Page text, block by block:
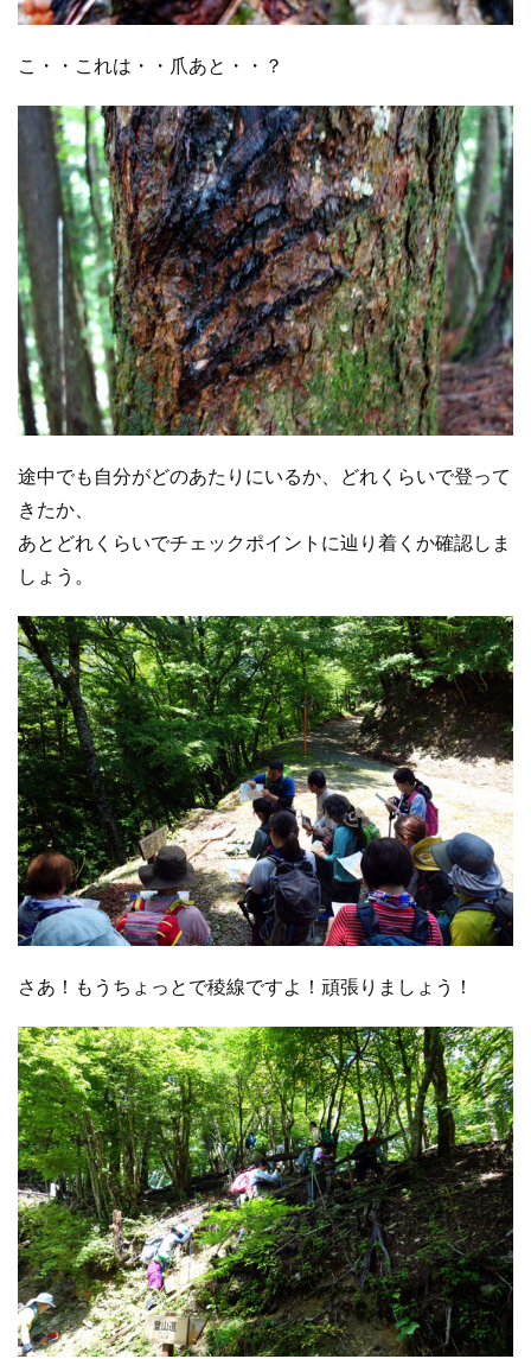
こ・・これは・・爪あと・・？
途中でも自分がどのあたりにいるか、どれくらいで登って
きたか、
あとどれくらいでチェックポイントに辿り着くか確認しま
しょう。
さあ！もうちょっとで稜線ですよ！頑張りましょう！